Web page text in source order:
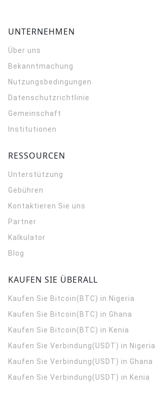
UNTERNEHMEN
Über uns
Bekanntmachung
Nutzungsbedingungen
Datenschutzrichtlinie
Gemeinschaft
Institutionen
RESSOURCEN
Unterstützung
Gebühren
Kontaktieren Sie uns
Partner
Kalkulator
Blog
KAUFEN SIE ÜBERALL
Kaufen Sie Bitcoin(BTC) in Nigeria
Kaufen Sie Bitcoin(BTC) in Ghana
Kaufen Sie Bitcoin(BTC) in Kenia
Kaufen Sie Verbindung(USDT) in Nigeria
Kaufen Sie Verbindung(USDT) in Ghana
Kaufen Sie Verbindung(USDT) in Kenia